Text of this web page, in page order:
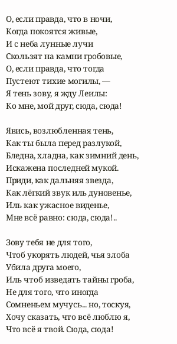
О, если правда, что в ночи,
Когда покоятся живые,
И с неба лунные лучи
Скользят на камни гробовые,
О, если правда, что тогда
Пустеют тихие могилы, —
Я тень зову, я жду Леилы:
Ко мне, мой друг, сюда, сюда!
Явись, возлюбленная тень,
Как ты была перед разлукой,
Бледна, хладна, как зимний день,
Искажена последней мукой.
Приди, как дальняя звезда,
Как лёгкий звук иль дуновенье,
Иль как ужасное виденье,
Мне всё равно: сюда, сюда!..
Зову тебя не для того,
Чтоб укорять людей, чья злоба
Убила друга моего,
Иль чтоб изведать тайны гроба,
Не для того, что иногда
Сомненьем мучусь... но, тоскуя,
Хочу сказать, что всё люблю я,
Что всё я твой. Сюда, сюда!